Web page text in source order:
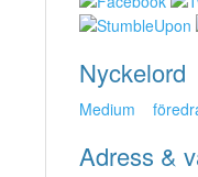
Nyckelord
Medium
Adress &